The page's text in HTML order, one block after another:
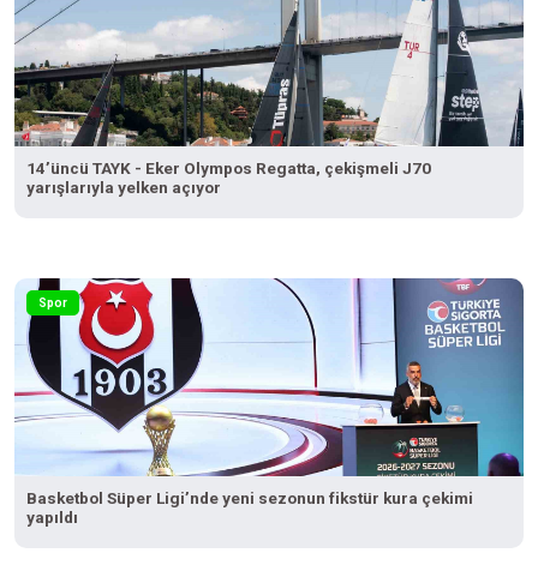
14’üncü TAYK - Eker Olympos Regatta, çekişmeli J70
yarışlarıyla yelken açıyor
Spor
Basketbol Süper Ligi’nde yeni sezonun fikstür kura çekimi
yapıldı